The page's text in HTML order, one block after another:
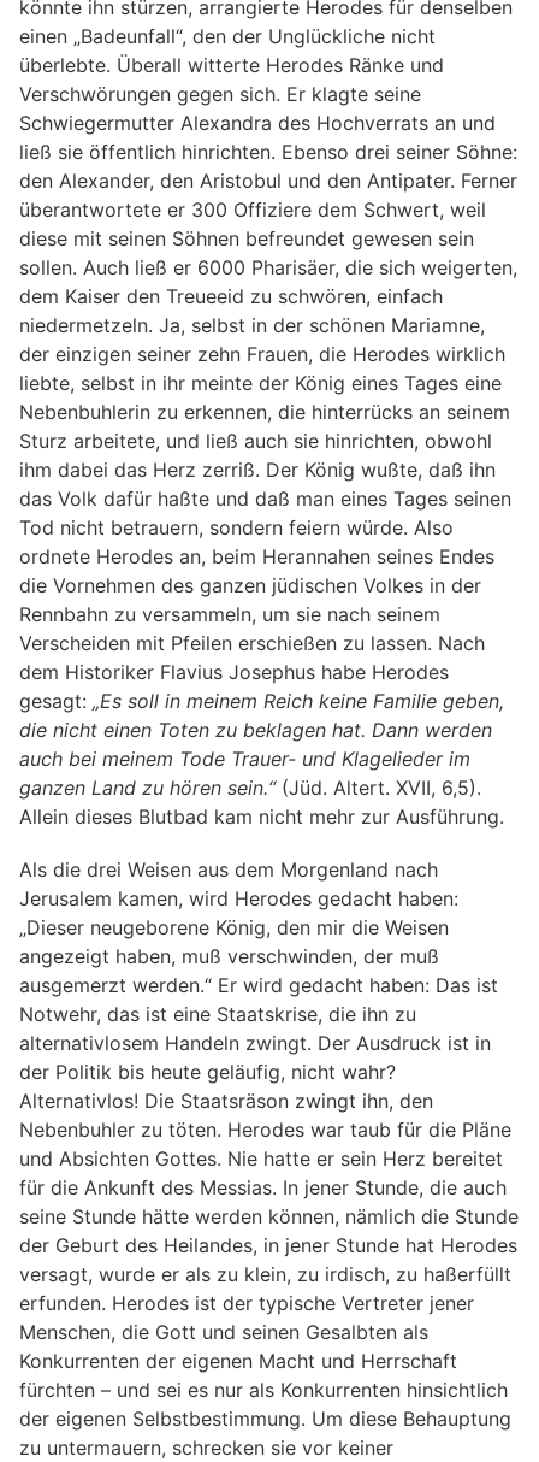
könnte ihn stürzen, arrangierte Herodes für denselben
einen „Badeunfall“, den der Unglückliche nicht
überlebte. Überall witterte Herodes Ränke und
Verschwörungen gegen sich. Er klagte seine
Schwiegermutter Alexandra des Hochverrats an und
ließ sie öffentlich hinrichten. Ebenso drei seiner Söhne:
den Alexander, den Aristobul und den Antipater. Ferner
überantwortete er 300 Offiziere dem Schwert, weil
diese mit seinen Söhnen befreundet gewesen sein
sollen. Auch ließ er 6000 Pharisäer, die sich weigerten,
dem Kaiser den Treueeid zu schwören, einfach
niedermetzeln. Ja, selbst in der schönen Mariamne,
der einzigen seiner zehn Frauen, die Herodes wirklich
liebte, selbst in ihr meinte der König eines Tages eine
Nebenbuhlerin zu erkennen, die hinterrücks an seinem
Sturz arbeitete, und ließ auch sie hinrichten, obwohl
ihm dabei das Herz zerriß. Der König wußte, daß ihn
das Volk dafür haßte und daß man eines Tages seinen
Tod nicht betrauern, sondern feiern würde. Also
ordnete Herodes an, beim Herannahen seines Endes
die Vornehmen des ganzen jüdischen Volkes in der
Rennbahn zu versammeln, um sie nach seinem
Verscheiden mit Pfeilen erschießen zu lassen. Nach
dem Historiker Flavius Josephus habe Herodes
gesagt: „Es soll in meinem Reich keine Familie geben,
die nicht einen Toten zu beklagen hat. Dann werden
auch bei meinem Tode Trauer- und Klagelieder im
ganzen Land zu hören sein.“(Jüd. Altert. XVII, 6,5).
Allein dieses Blutbad kam nicht mehr zur Ausführung.
Als die drei Weisen aus dem Morgenland nach
Jerusalem kamen, wird Herodes gedacht haben:
„Dieser neugeborene König, den mir die Weisen
angezeigt haben, muß verschwinden, der muß
ausgemerzt werden.“ Er wird gedacht haben: Das ist
Notwehr, das ist eine Staatskrise, die ihn zu
alternativlosem Handeln zwingt. Der Ausdruck ist in
der Politik bis heute geläufig, nicht wahr?
Alternativlos! Die Staatsräson zwingt ihn, den
Nebenbuhler zu töten. Herodes war taub für die Pläne
und Absichten Gottes. Nie hatte er sein Herz bereitet
für die Ankunft des Messias. In jener Stunde, die auch
seine Stunde hätte werden können, nämlich die Stunde
der Geburt des Heilandes, in jener Stunde hat Herodes
versagt, wurde er als zu klein, zu irdisch, zu haßerfüllt
erfunden. Herodes ist der typische Vertreter jener
Menschen, die Gott und seinen Gesalbten als
Konkurrenten der eigenen Macht und Herrschaft
fürchten – und sei es nur als Konkurrenten hinsichtlich
der eigenen Selbstbestimmung. Um diese Behauptung
zu untermauern, schrecken sie vor keiner